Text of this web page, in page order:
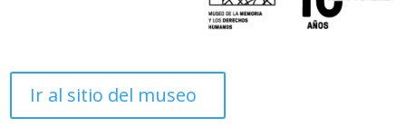
Ir al sitio del museo